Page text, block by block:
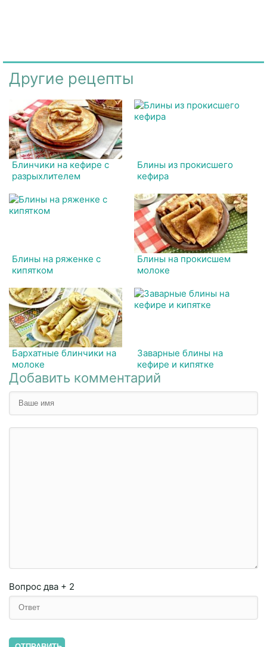
Другие рецепты
Блинчики на кефире с
разрыхлителем
Блины из прокисшего
кефира
Блины на ряженке с
кипятком
Блины на прокисшем
молоке
Бархатные блинчики на
молоке
Заварные блины на
кефире и кипятке
Добавить комментарий
Вопрос два + 2